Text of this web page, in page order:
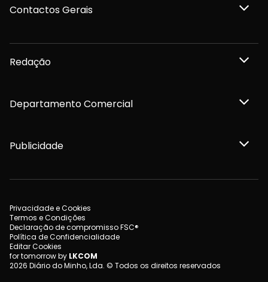
Contactos Gerais
Redação
Departamento Comercial
Publicidade
Privacidade e Cookies
Termos e Condições
Declaração de compromisso FSC®
Política de Confidencialidade
Editar Cookies
for tomorrow by LKCOM
2026 Diário do Minho, Lda. © Todos os direitos reservados